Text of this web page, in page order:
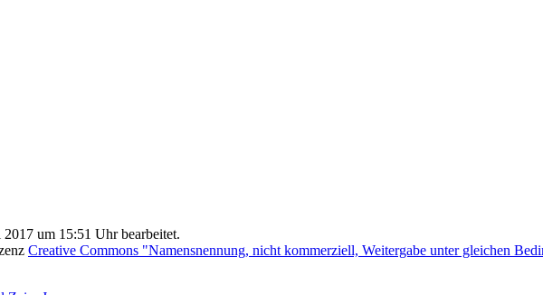
um 15:51 Uhr bearbeitet.
Creative Commons "Namensnennung, nicht kommerziell, Weitergabe unter gleichen